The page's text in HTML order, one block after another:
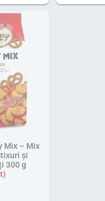
Mix – Mix
și
300 g